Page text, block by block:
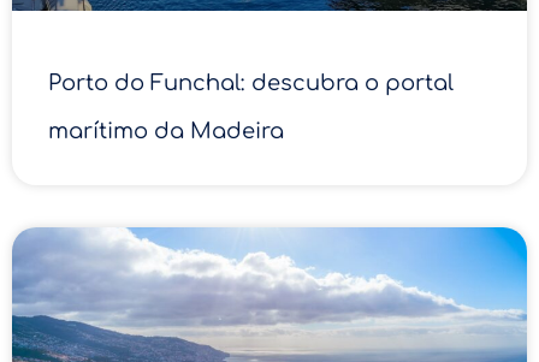
Porto do Funchal: descubra o portal
marítimo da Madeira